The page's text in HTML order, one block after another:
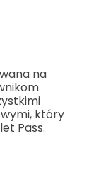
na
który
Pass.